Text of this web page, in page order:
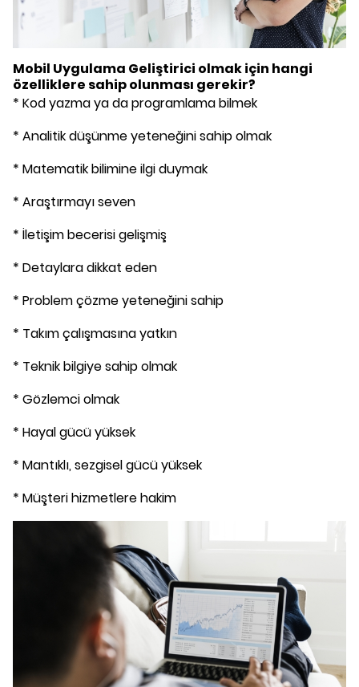
Mobil Uygulama Geliştirici olmak için hangi
özelliklere sahip olunması gerekir?
* Kod yazma ya da programlama bilmek
* Analitik düşünme yeteneğini sahip olmak
* Matematik bilimine ilgi duymak
* Araştırmayı seven
* İletişim becerisi gelişmiş
* Detaylara dikkat eden
* Problem çözme yeteneğini sahip
* Takım çalışmasına yatkın
* Teknik bilgiye sahip olmak
* Gözlemci olmak
* Hayal gücü yüksek
* Mantıklı, sezgisel gücü yüksek
* Müşteri hizmetlere hakim